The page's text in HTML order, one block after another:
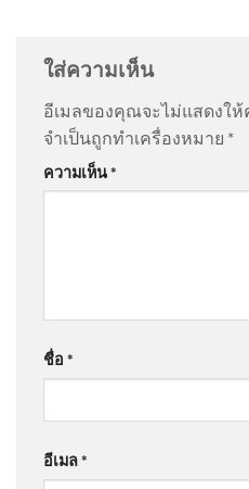
@TonyJa-e1k on
แฉพฤติกร
เด็กไทยวัย 14 ในห้องน้ำโร
อัพเดทข่าว
เด็กไทยวัย 14 ในห้องน้ำโร
ใส่ความเห็น
อีเมลของคุณจะไม่แสดงใ
จำเป็นถูกทำเครื่องหมาย *
ความเห็น*
ชื่อ *
อีเมล*